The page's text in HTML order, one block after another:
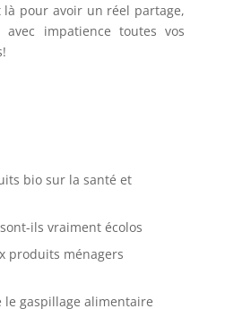
pour avoir un réel partage,
impatience toutes vos
bio sur la santé et
ils vraiment écolos
produits ménagers
le gaspillage alimentaire